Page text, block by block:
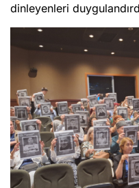
dinleyenleri